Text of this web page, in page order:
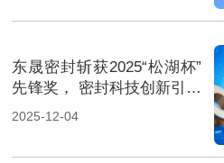
东晟密封斩获2025“松湖杯”
先锋奖， 密封科技创新引领
行业新篇！
2025-12-04